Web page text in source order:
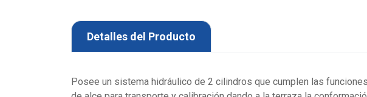
de alce para transporte y calibración dando a la terraza la conformación
TERRACEADORA